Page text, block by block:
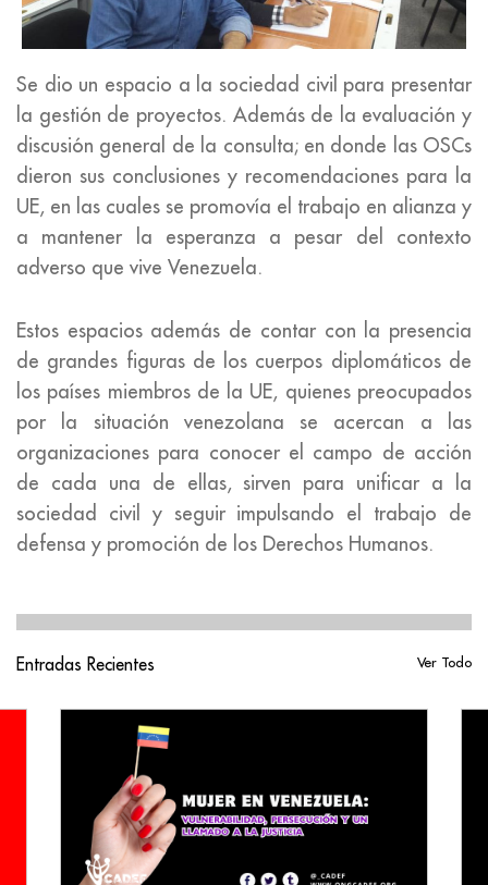
Se dio un espacio a la sociedad civil para presentar
la gestión de proyectos. Además de la evaluación y
discusión general de la consulta; en donde las OSCs
dieron sus conclusiones y recomendaciones para la
UE, en las cuales se promovía el trabajo en alianza y
a mantener la esperanza a pesar del contexto
adverso que vive Venezuela.
Estos espacios además de contar con la presencia
de grandes figuras de los cuerpos diplomáticos de
los países miembros de la UE, quienes preocupados
por la situación venezolana se acercan a las
organizaciones para conocer el campo de acción
de cada una de ellas, sirven para unificar a la
sociedad civil y seguir impulsando el trabajo de
defensa y promoción de los Derechos Humanos.
Entradas Recientes Ver Todo